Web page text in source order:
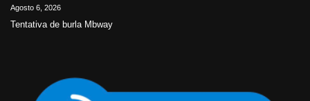
Agosto 6, 2026
Tentativa de burla Mbway